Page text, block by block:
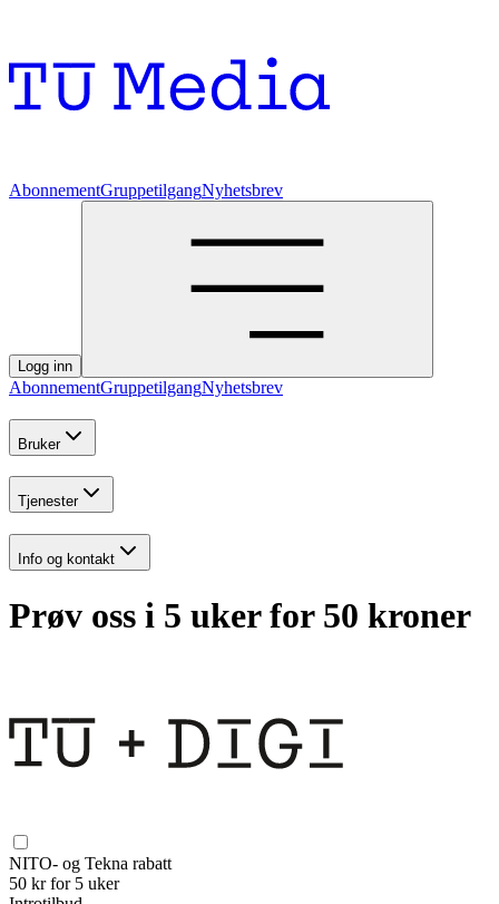
AbonnementGruppetilgangNyhetsbrev
Logg inn
AbonnementGruppetilgangNyhetsbrev
Bruker
Tjenester
Info og kontakt
Prøv oss i 5 uker for 50 kroner
NITO- og Tekna rabatt
50 kr for 5 uker